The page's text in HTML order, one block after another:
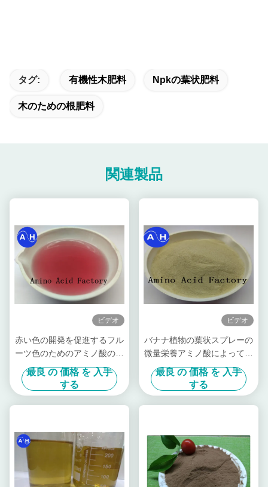
タグ: 有機性木肥料 Npkの葉状肥料
木のための根肥料
関連製品
ビデオ
赤い色の開発を促進するフル
ーツ色のためのアミノ酸のキ
レート化されたカリウム
最良 の 価格 を 入手
する
ビデオ
バナナ植物の葉状スプレーの
微量栄養アミノ酸によってキ
レート環を作られるカルシウ
ム マグネシウム亜鉛
最良 の 価格 を 入手
する